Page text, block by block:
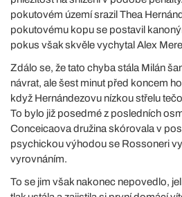
pokutovém území srazil Thea
pokutovému kopu se postavil
pokus však skvěle vychytal Alex
Zdálo se, že tato chyba stála Milán
návrat, ale šest minut před koncem
když Hernándezovu nízkou střelu
To bylo již posedmé z posledních
Conceicaova družina skórovala v
psychickou výhodou se Rossoneri
vyrovnáním.
To se jim však nakonec nepovedlo,